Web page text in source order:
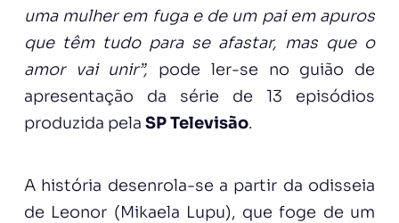
uma mulher em fuga e de um pai em apuros
que têm tudo para se afastar, mas que o
amor vai unir”, pode ler-se no guião de
apresentação da série de 13 episódios
produzida pela SP Televisão.
A história desenrola-se a partir da odisseia
de Leonor (Mikaela Lupu), que foge de um